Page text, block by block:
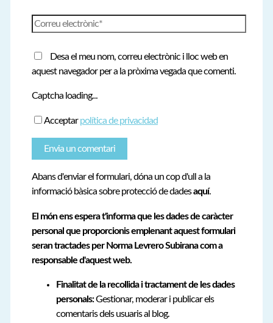
Correu
electrònic*
Desa el meu nom, correu electrònic i lloc web en
aquest navegador per a la pròxima vegada que comenti.
Captcha loading...
Acceptarpolítica de privacidad
Abans d'enviar el formulari, dóna un cop d'ull a la
informació bàsica sobre protecció de dadesaquí.
El món ens espera t'informa que les dades de caràcter
personal que proporcionis emplenant aquest formulari
seran tractades per Norma Levrero Subirana com a
responsable d'aquest web.
Finalitat de la recollida i tractament de les dades
personals:Gestionar, moderar i publicar els
comentaris dels usuaris al blog.